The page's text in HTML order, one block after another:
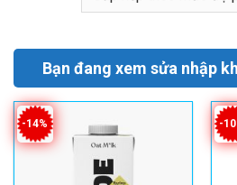
Bạn đang xem sửa nhập
-14% -